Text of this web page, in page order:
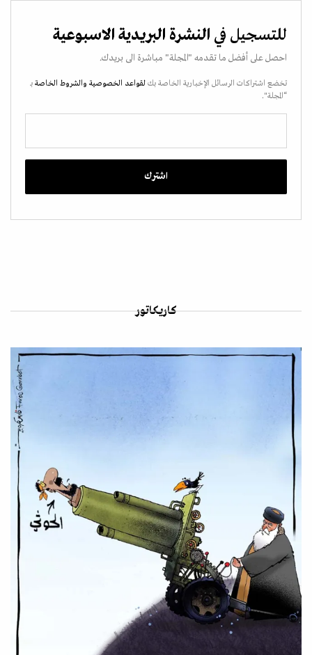
للتسجيل في النشرة البريدية الاسبوعية
احصل على أفضل ما تقدمه "المجلة" مباشرة الى بريدك.
تخضع اشتراكات الرسائل الإخبارية الخاصة بك لقواعد الخصوصية والشروط الخاصة بـ
“المجلة".
كاريكاتور